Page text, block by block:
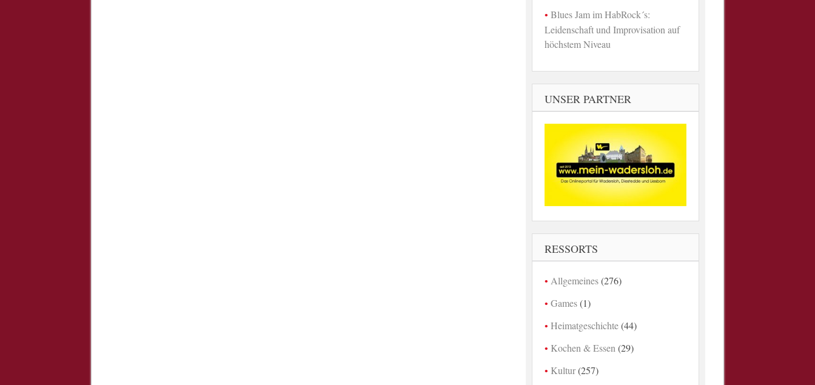
Blues Jam im HabRock´s:
Leidenschaft und Improvisation auf
höchstem Niveau
UNSER PARTNER
RESSORTS
Allgemeines(276)
Games(1)
Heimatgeschichte(44)
Kochen & Essen (29)
Kultur(257)